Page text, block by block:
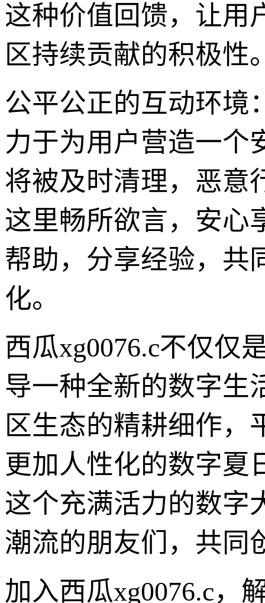
这种价值回馈，让用
区持续贡献的积极性
公平公正的互动环境
力于为用户营造一个
将被及时清理，恶意
这里畅所欲言，安心
帮助，分享经验，共
化。
西瓜xg0076.c不仅仅
导一种全新的数字生
区生态的精耕细作，
更加人性化的数字夏
这个充满活力的数字
潮流的朋友们，共同
加入西瓜xg0076.c，